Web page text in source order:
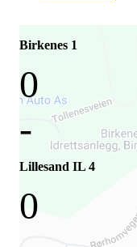
Birkenes 1
0
-
Lillesand IL 4
0